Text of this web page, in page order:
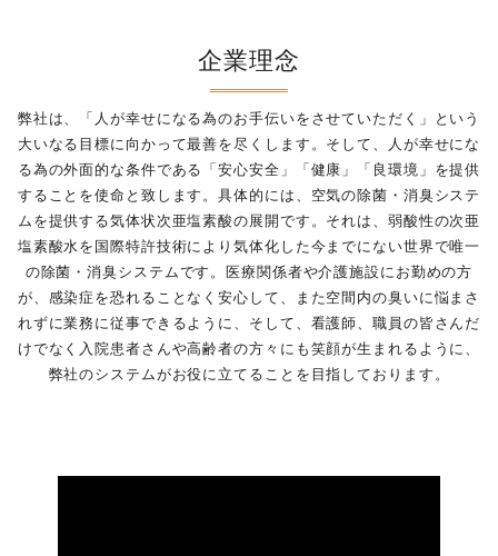
弊社は、「人が幸せになる為のお手伝いをさせていただく」という
大いなる目標に向かって最善を尽くします。そして、人が幸せにな
る為の外面的な条件である「安心安全」「健康」「良環境」を提供
することを使命と致します。具体的には、空気の除菌・消臭システ
ムを提供する気体状次亜塩素酸の展開です。それは、弱酸性の次亜
塩素酸水を国際特許技術により気体化した今までにない世界で唯一
の除菌・消臭システムです。医療関係者や介護施設にお勤めの方
が、感染症を恐れることなく安心して、また空間内の臭いに悩まさ
れずに業務に従事できるように、そして、看護師、職員の皆さんだ
けでなく入院患者さんや高齢者の方々にも笑顔が生まれるように、
弊社のシステムがお役に立てることを目指しております。
企業理念